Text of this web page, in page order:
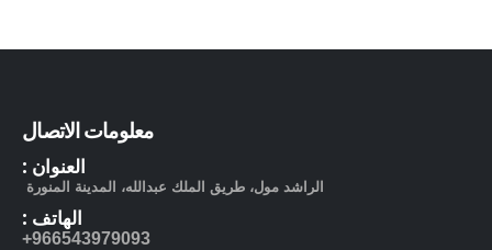
ر.س
معلومات الاتصال
العنوان :
الراشد مول، طريق الملك عبدالله، المدينة المنورة
الهاتف :
966543979093+